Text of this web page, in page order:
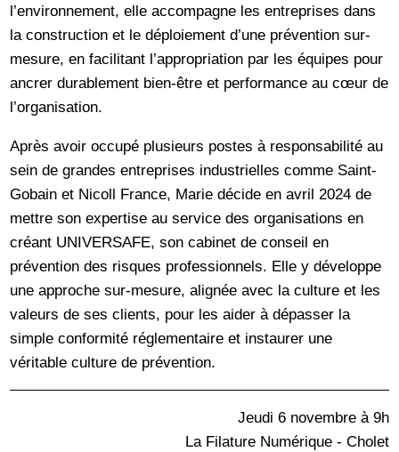
l’environnement, elle accompagne les entreprises dans
la construction et le déploiement d’une prévention sur-
mesure, en facilitant l’appropriation par les équipes pour
ancrer durablement bien-être et performance au cœur de
l’organisation.
Après avoir occupé plusieurs postes à responsabilité au
sein de grandes entreprises industrielles comme Saint-
Gobain et Nicoll France, Marie décide en avril 2024 de
mettre son expertise au service des organisations en
créant UNIVERSAFE, son cabinet de conseil en
prévention des risques professionnels. Elle y développe
une approche sur-mesure, alignée avec la culture et les
valeurs de ses clients, pour les aider à dépasser la
simple conformité réglementaire et instaurer une
véritable culture de prévention.
Jeudi 6 novembre à 9h
La Filature Numérique - Cholet